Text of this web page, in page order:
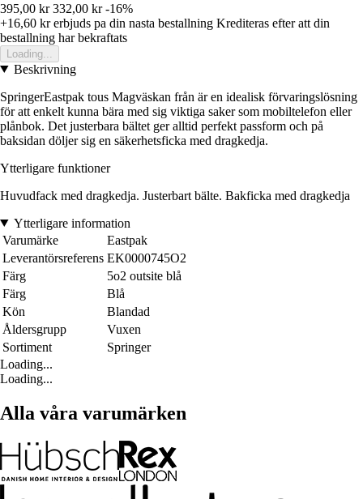
395,00 kr 332,00 kr -16%
+16,60 krerbjuds pa din nasta bestallning Krediteras efter att din
bestallning har bekraftats
Loading...
Beskrivning
SpringerEastpak tous Magväskan från är en idealisk förvaringslösning
för att enkelt kunna bära med sig viktiga saker som mobiltelefon eller
plånbok. Det justerbara bältet ger alltid perfekt passform och på
baksidan döljer sig en säkerhetsficka med dragkedja.
Ytterligare funktioner
Huvudfack med dragkedja. Justerbart bälte. Bakficka med dragkedja
Ytterligare information
Varumärke
Eastpak
Leverantörsreferens EK0000745O2
Färg
5o2 outsite blå
Färg
Blå
Kön
Blandad
Åldersgrupp
Vuxen
Sortiment
Springer
Loading...
Loading...
Alla våra varumärken